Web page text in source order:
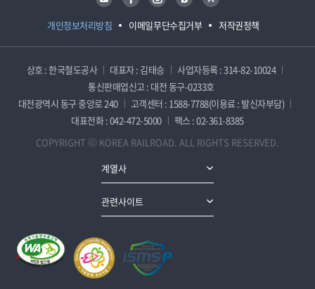
개인정보처리방침 이메일무단수집거부 저작권정책
상호 : 한국철도공사 대표자 : 김태승
사업자등록 : 314-82-10024
통신판매업신고 : 대전 동구-0233호
대전광역시 동구 중앙로 240
고객센터 : 1588-7788(이용료 : 발신자부담)
대표전화 : 042-472-5000
팩스 : 02-361-8385
COPYRIGHT ⓒ KOREA RAILROAD. ALL RIGHTS RESERVED.
계열사
관련사이트